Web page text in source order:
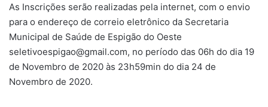
As Inscrições serão realizadas pela internet, com o envio
para o endereço de correio eletrônico da Secretaria
Municipal de Saúde de Espigão do Oeste
seletivoespigao@gmail.com, no período das 06h do dia 19
de Novembro de 2020 às 23h59min do dia 24 de
Novembro de 2020.